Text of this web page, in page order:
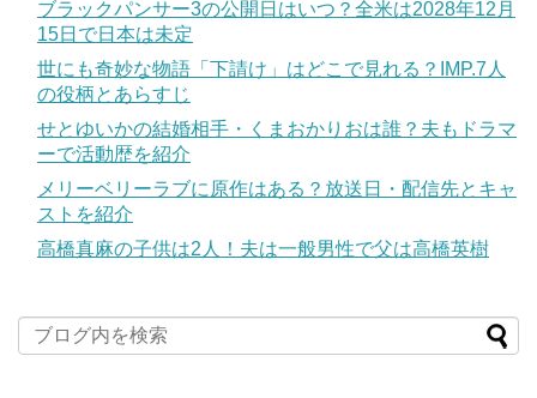
ブラックパンサー3の公開日はいつ？全米は2028年12月
15日で日本は未定
世にも奇妙な物語「下請け」はどこで見れる？IMP.7人
の役柄とあらすじ
せとゆいかの結婚相手・くまおかりおは誰？夫もドラマ
ーで活動歴を紹介
メリーベリーラブに原作はある？放送日・配信先とキャ
ストを紹介
高橋真麻の子供は2人！夫は一般男性で父は高橋英樹